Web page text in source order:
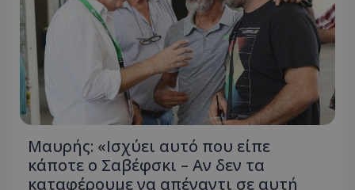
Μαυρής: «Ισχύει αυτό που είπε
κάποτε ο Σαβέφσκι – Αν δεν τα
καταφέρουμε να απέναντι σε αυτή